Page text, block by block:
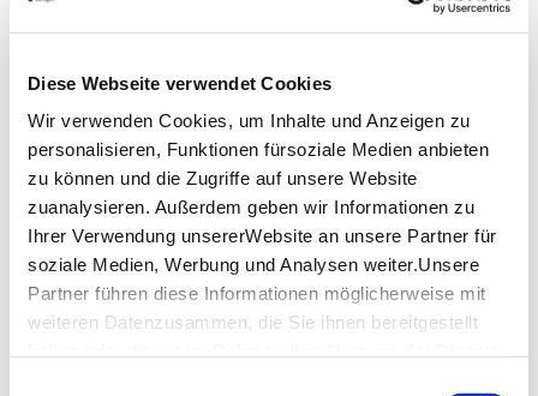
Diese Webseite verwendet Cookies
Wir verwenden Cookies, um Inhalte und Anzeigen zu
personalisieren, Funktionen fürsoziale Medien anbieten
zu können und die Zugriffe auf unsere Website
zuanalysieren. Außerdem geben wir Informationen zu
Ihrer Verwendung unsererWebsite an unsere Partner für
soziale Medien, Werbung und Analysen weiter.Unsere
Partner führen diese Informationen möglicherweise mit
weiteren Datenzusammen, die Sie ihnen bereitgestellt
Weitere Informationen
Lage & Kontakt
Neugereuter Theäterle im Haus St. Monika, Rupert-
Mayer-Saal
Seeadlerstraße 7
70378 Stuttgart
Planen Sie Ihre Anreise
Verkehrs- und Tarifverbund Stuttgart GmbH